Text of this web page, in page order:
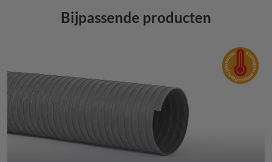
Bijpassende producten